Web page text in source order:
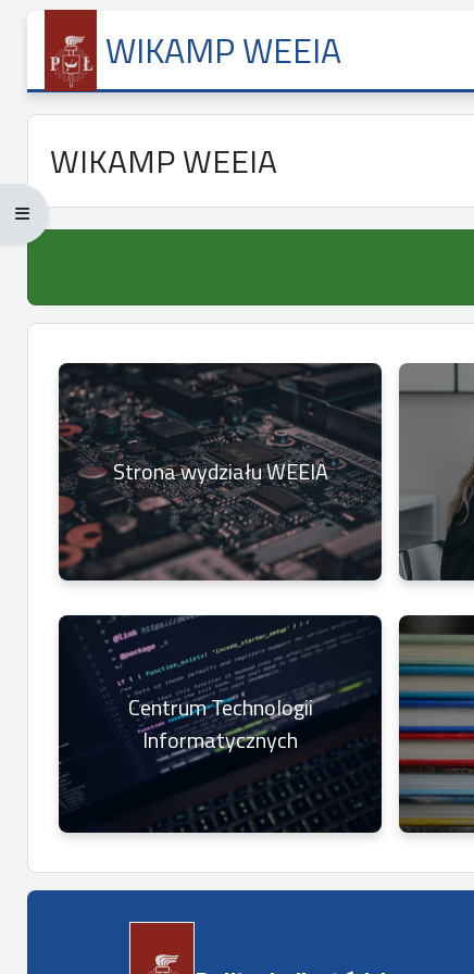
WIKAMP WEEIA
Rozwiń menu pełnoekranowe: Ctrl + Alt + f
WIKAMP WEEIA
Strona wydziału WEEIA
Centrum Technologii
Informatycznych